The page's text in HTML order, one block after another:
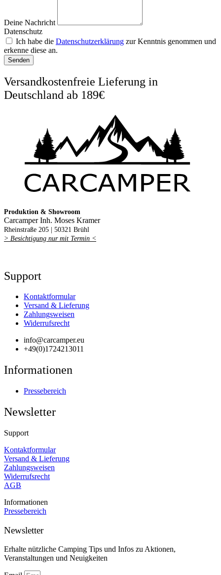
Deine Nachricht
Datenschutz
Ich habe die Datenschutzerklärung zur Kenntnis genommen und
erkenne diese an.
Senden
Versandkostenfreie Lieferung in
Deutschland ab 189€
Produktion & Showroom
Carcamper Inh. Moses Kramer
Rheinstraße 205 | 50321 Brühl
> Besichtigung nur mit Termin <
Support
Kontaktformular
Versand & Lieferung
Zahlungsweisen
Widerrufsrecht
info@carcamper.eu
+49(0)1724213011
Informationen
Pressebereich
Newsletter
Support
Kontaktformular
Versand & Lieferung
Zahlungsweisen
Widerrufsrecht
AGB
Informationen
Pressebereich
Newsletter
Erhalte nützliche Camping Tips und Infos zu Aktionen,
Veranstaltungen und Neuigkeiten